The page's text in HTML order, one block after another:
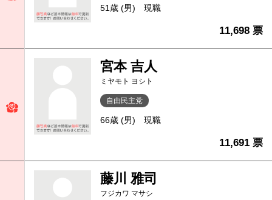
51歳 (男) 現職
11,698 票
宮本 吉人
ミヤモト ヨシト
自由民主党
66歳 (男) 現職
11,691 票
藤川 雅司
フジカワ マサシ